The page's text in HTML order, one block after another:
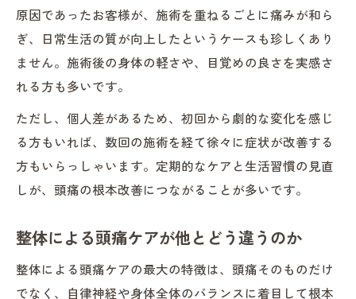
原因であったお客様が、施術を重ねるごとに痛みが和ら
ぎ、日常生活の質が向上したというケースも珍しくあり
ません。施術後の身体の軽さや、目覚めの良さを実感さ
れる方も多いです。
ただし、個人差があるため、初回から劇的な変化を感じ
る方もいれば、数回の施術を経て徐々に症状が改善する
方もいらっしゃいます。定期的なケアと生活習慣の見直
しが、頭痛の根本改善につながることが多いです。
整体による頭痛ケアが他とどう違うのか
整体による頭痛ケアの最大の特徴は、頭痛そのものだけ
でなく、自律神経や身体全体のバランスに着目して根本